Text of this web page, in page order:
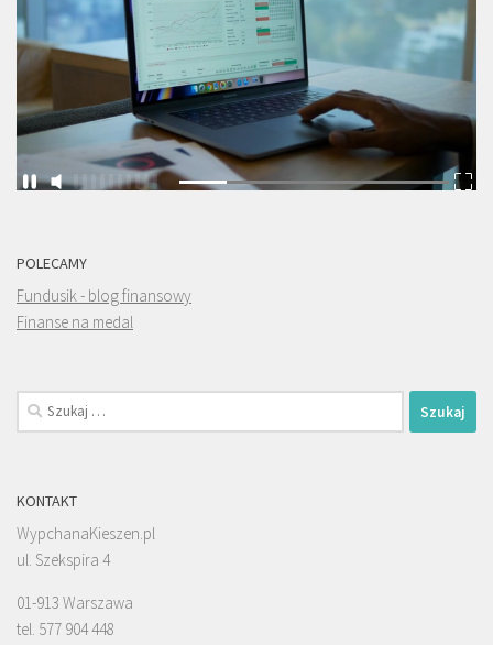
POLECAMY
Fundusik - blog finansowy
Finanse na medal
Szukaj:
KONTAKT
WypchanaKieszen.pl
ul. Szekspira 4
01-913 Warszawa
tel. 577 904 448